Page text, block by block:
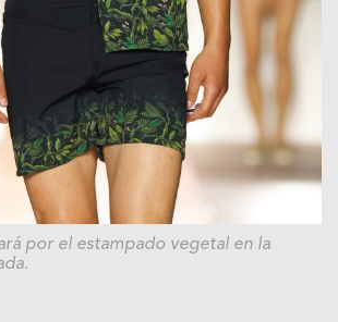
por el estampado vegetal en la